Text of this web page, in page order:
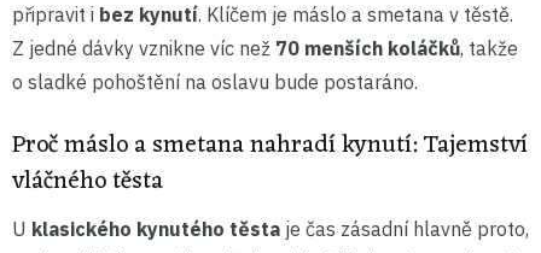
připravit i bez kynutí. Klíčem je máslo a smetana v těstě.
Z jedné dávky vznikne víc než 70 menších koláčků, takže
o sladké pohoštění na oslavu bude postaráno.
Proč máslo a smetana nahradí kynutí: Tajemství
vláčného těsta
U klasického kynutého těsta je čas zásadní hlavně proto,